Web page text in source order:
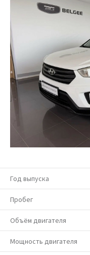
Год выпуска
Пробег
Объём двигателя
Мощность двигателя